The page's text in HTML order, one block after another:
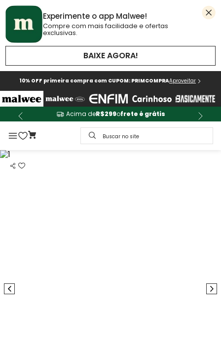
Experimente o app Malwee!
Compre com mais facilidade e ofertas
exclusivas.
BAIXE AGORA!
10% OFF primeira compra com CUPOM: PRIMCOMPRAAproveitar
Acima deR$299ofrete é grátis
Buscar no site